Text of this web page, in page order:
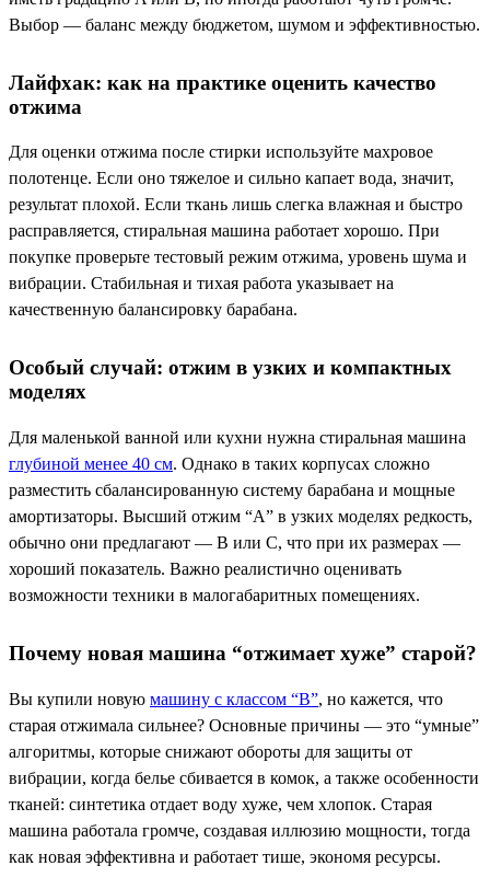
Выбор — баланс между бюджетом, шумом и эффективностью.
Лайфхак: как на практике оценить качество
отжима
Для оценки отжима после стирки используйте махровое
полотенце. Если оно тяжелое и сильно капает вода, значит,
результат плохой. Если ткань лишь слегка влажная и быстро
расправляется, стиральная машина работает хорошо. При
покупке проверьте тестовый режим отжима, уровень шума и
вибрации. Стабильная и тихая работа указывает на
качественную балансировку барабана.
Особый случай: отжим в узких и компактных
моделях
Для маленькой ванной или кухни нужна стиральная машина
глубиной менее 40 см. Однако в таких корпусах сложно
разместить сбалансированную систему барабана и мощные
амортизаторы. Высший отжим “А” в узких моделях редкость,
обычно они предлагают — B или C, что при их размерах —
хороший показатель. Важно реалистично оценивать
возможности техники в малогабаритных помещениях.
Почему новая машина “отжимает хуже” старой?
Вы купили новую машину с классом “B”, но кажется, что
старая отжимала сильнее? Основные причины — это “умные”
алгоритмы, которые снижают обороты для защиты от
вибрации, когда белье сбивается в комок, а также особенности
тканей: синтетика отдает воду хуже, чем хлопок. Старая
машина работала громче, создавая иллюзию мощности, тогда
как новая эффективна и работает тише, экономя ресурсы.